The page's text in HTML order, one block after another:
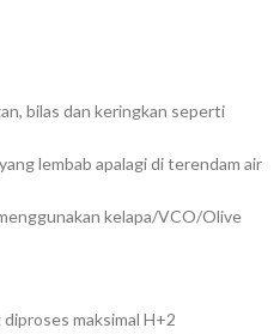
bilas dan keringkan seperti
lembab apalagi di terendam air
kelapa/VCO/Olive
maksimal H+2